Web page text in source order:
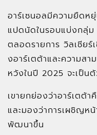
อาร์เซนอลมีความยืดห
แปดนัดในรอบแบ่งกลุ่ม
ตลอดรายการ วิลเชียร์
งอาร์เตต้าและความส
หวังในปี 2025 จะเป็
เขายกย่องว่าอาร์เตต้
และมองว่าการเผชิญห
พัฒนาขึ้น